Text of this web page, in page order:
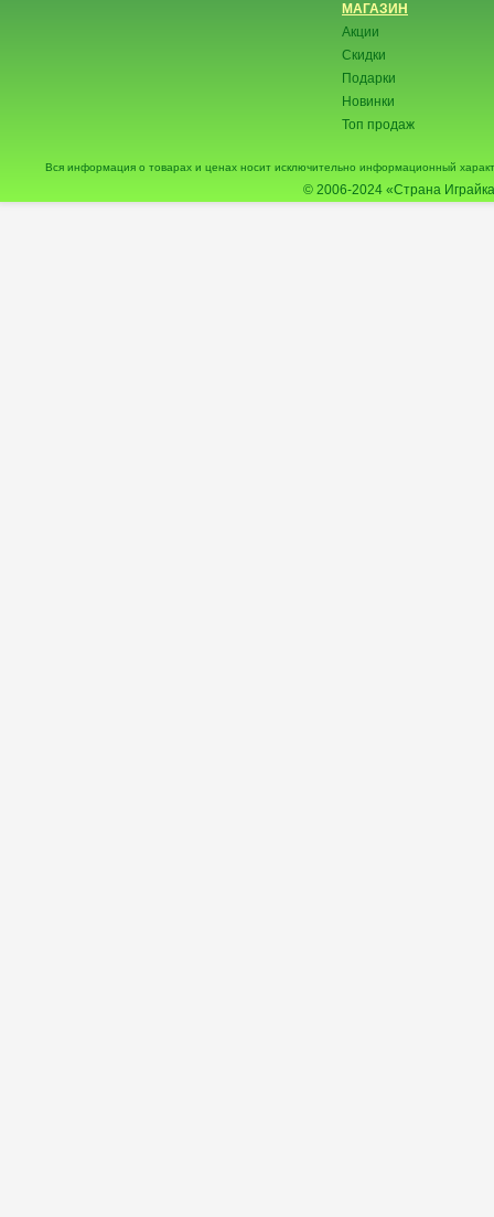
МАГАЗИН
Акции
Скидки
Подарки
Новинки
Топ продаж
Вся информация о товарах и ценах носит исключительно информационный
© 2006-2024 «Страна